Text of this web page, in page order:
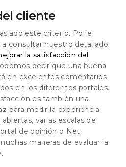
cliente
este criterio. Por el
consultar nuestro detallado
la satisfacción del
decir que una buena
en excelentes comentarios
en los diferentes portales.
es también una
para medir la experiencia
varias escalas de
de opinión o Net
maneras de evaluar la